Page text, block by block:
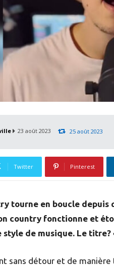
23 août 2023 25 août 2023
Twitter Pinterest
tourne en boucle
country fonctionne et
style de musique. Le titre?
sans détour et de